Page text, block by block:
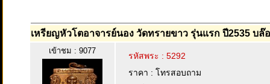
เหรียญหัวโตอาจารย์นอง วัดทรายขาว รุ่นแรก ปี2535 บล๊
เข้าชม : 9077
รหัสพระ : 5292
ราคา : โทรสอบถาม